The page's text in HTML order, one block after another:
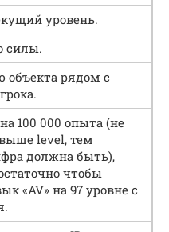
уровень.
силы.
объекта рядом с
100 000 опыта (не
level, тем
должна быть),
чтобы
«AV» на 97 уровне с